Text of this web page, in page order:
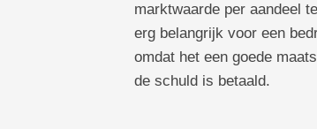
marktwaarde per aandeel
erg belangrijk voor een
omdat het een goede
de schuld is betaald.